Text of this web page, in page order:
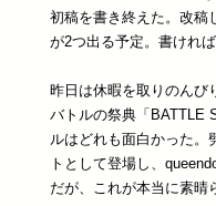
初稿を書き終えた。改稿
が2つ出る予定。書けれ
昨日は休暇を取りのんび
バトルの祭典「BATTLE
ルはどれも面白かった。
トとして登場し、
だが、これが本当に素晴